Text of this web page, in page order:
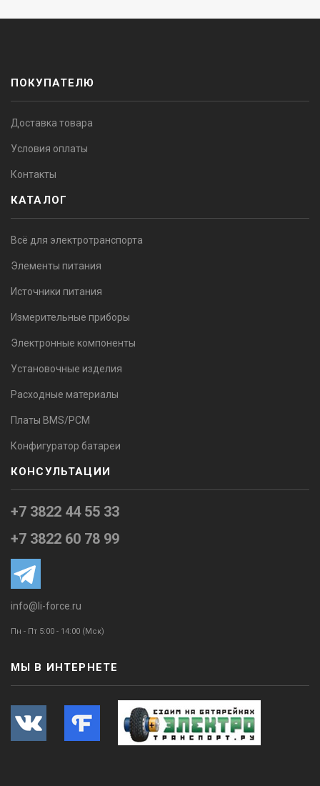
ПОКУПАТЕЛЮ
Доставка товара
Условия оплаты
Контакты
КАТАЛОГ
Всё для электротранспорта
Элементы питания
Источники питания
Измерительные приборы
Электронные компоненты
Установочные изделия
Расходные материалы
Платы BMS/PCM
Конфигуратор батареи
КОНСУЛЬТАЦИИ
+7 3822 44 55 33
+7 3822 60 78 99
info@li-force.ru
Пн - Пт 5:00 - 14:00 (Мск)
МЫ В ИНТЕРНЕТЕ